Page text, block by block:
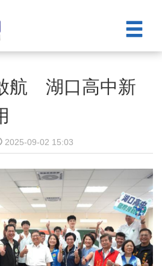
航 湖口高中新
2025-09-02 15:03